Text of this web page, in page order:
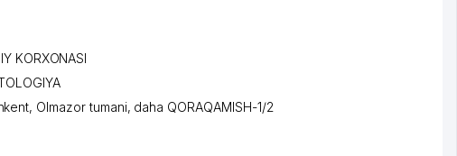
KORXONASI
, Olmazor tumani, daha QORAQAMISH-1/2